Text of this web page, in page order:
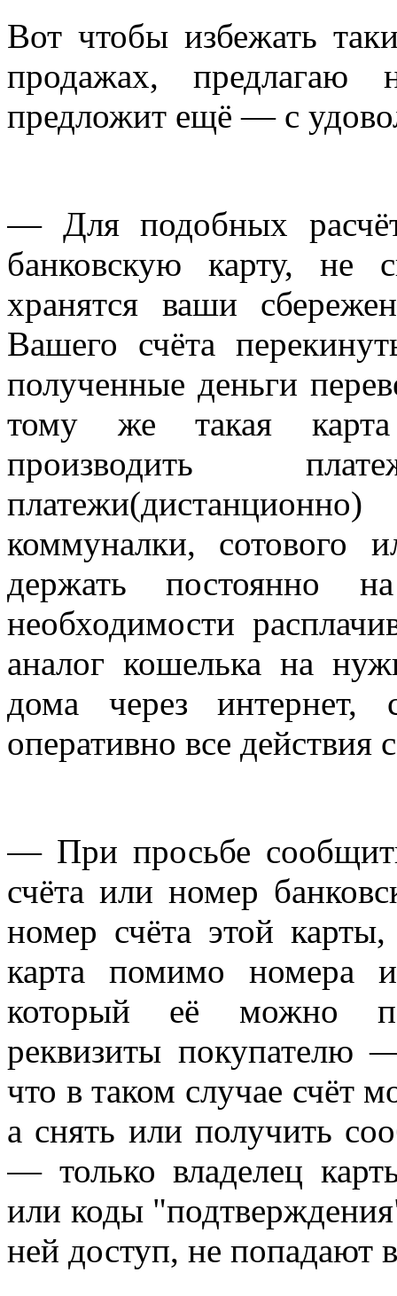
Вот чтобы избежать
продажах, предлагаю
предложит ещё — с
— Для подобных
банковскую карту, не
хранятся ваши
Вашего счёта
полученные деньги
тому же такая карта
производить
коммуналки, сотового
держать постоянно
необходимости
аналог кошелька на
дома через интернет,
оперативно все действия
— При просьбе
счёта или номер
номер счёта этой
карта помимо номера
который её можно
реквизиты покупателю
что в таком случае счёт
а снять или получить
— только владелец
или коды
ней доступ, не попадают